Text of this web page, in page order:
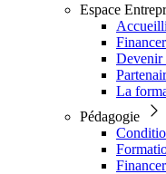
Espace
Devenir
La
Pédagogie